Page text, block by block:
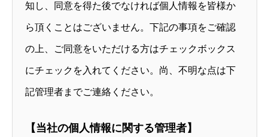
知し、同意を得た後でなければ個人情報を皆様か
ら頂くことはございません。下記の事項をご確認
の上、ご同意をいただける方はチェックボックス
にチェックを入れてください。尚、不明な点は下
記管理者までご連絡ください。
【当社の個人情報に関する管理者】